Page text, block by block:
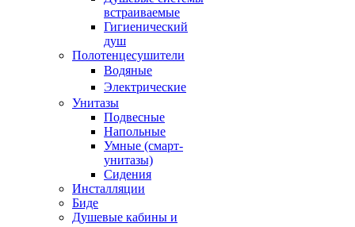
встраиваемые
Гигиенический
душ
Полотенцесушители
ㅤВодяные
ㅤЭлектрические
Унитазы
Подвесные
Напольные
Умные (смарт-
унитазы)
Сидения
Инсталляции
Биде
Душевые кабины и